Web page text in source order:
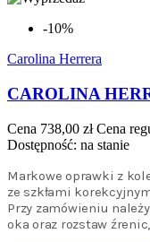
-10%
Carolina Herrera
CAROLINA
Cena 738,00 zł Cena
Dostępność: na stanie
Markowe oprawki z
ze szkłami
Przy zamówieniu
oka oraz rozstaw